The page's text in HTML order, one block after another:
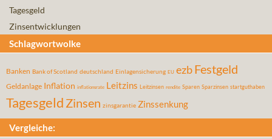
Tagesgeld
Zinsentwicklungen
Schlagwortwolke
Banken Bank of Scotland deutschland Einlagensicherung EU ezbFestgeld
Geldanlage Inflation inflationsrate Leitzins Leitzinsen rendite Sparen Sparzinsen startguthaben
Tagesgeld Zinsen zinsgarantie Zinssenkung
Vergleiche: